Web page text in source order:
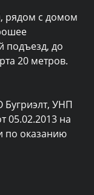
рядом с домом
подъезд, до
20 метров.
УНП
05.02.2013 на
по оказанию